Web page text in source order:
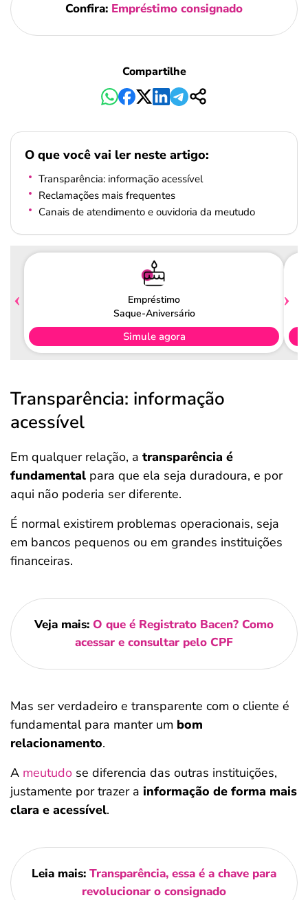
Confira: Empréstimo consignado
Compartilhe
O que você vai ler neste artigo:
Transparência: informação acessível
Reclamações mais frequentes
Canais de atendimento e ouvidoria da meutudo
Empréstimo
Saque-Aniversário
Simule agora
Transparência: informação
acessível
Em qualquer relação, a transparência é
fundamental para que ela seja duradoura, e por
aqui não poderia ser diferente.
É normal existirem problemas operacionais, seja
em bancos pequenos ou em grandes instituições
financeiras.
Veja mais: O que é Registrato Bacen? Como
acessar e consultar pelo CPF
Mas ser verdadeiro e transparente com o cliente é
fundamental para manter um bom
relacionamento.
A meutudo se diferencia das outras instituições,
justamente por trazer a informação de forma mais
clara e acessível.
Leia mais: Transparência, essa é a chave para
revolucionar o consignado